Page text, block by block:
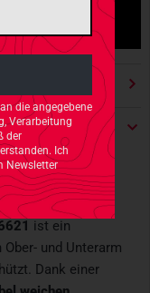
die angegebene
Verarbeitung
der
Ich
Newsletter
ist ein
Ober- und Unterarm
Dank einer